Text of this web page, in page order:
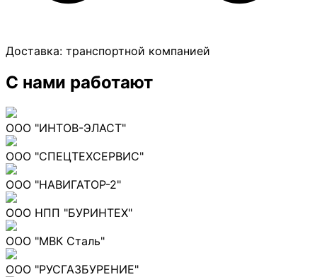
Доставка: транспортной компанией
С нами работают
ООО "ИНТОВ-ЭЛАСТ"
ООО "СПЕЦТЕХСЕРВИС"
ООО "НАВИГАТОР-2"
ООО НПП "БУРИНТЕХ"
ООО "МВК Сталь"
ООО "РУСГАЗБУРЕНИЕ"